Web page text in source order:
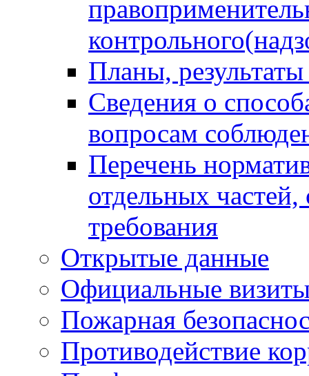
Планы,
Сведения о
вопросам
Перечень
отдельных
требования
Открытые данные
Официальные
Пожарная
Противодействие